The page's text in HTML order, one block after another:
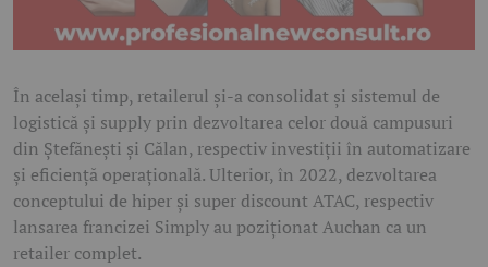
În același timp, retailerul și-a consolidat și sistemul de
logistică și supply prin dezvoltarea celor două campusuri
din Ștefănești și Călan, respectiv investiții în automatizare
și eficiență operațională. Ulterior, în 2022, dezvoltarea
conceptului de hiper și super discount ATAC, respectiv
lansarea francizei Simply au poziționat Auchan ca un
retailer complet.